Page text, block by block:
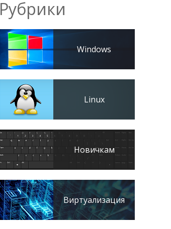
Рубрики
Windows
Linux
Новичкам
Виртуализация